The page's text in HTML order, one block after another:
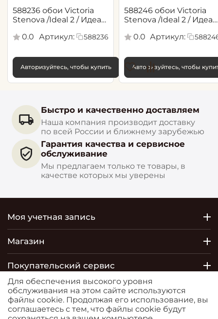
588236 обои Victoria
Stenova /Ideal 2 / Идеал
0.0
Артикул: 588236
Авторизуйтесь, чтобы купить
588246 обои Victoria
Stenova /Ideal 2 / Идеал
0.0 Артикул:
Авторизуйтесь, чтобы
Быстро и качественно доставляем
Наша компания производит доставку
по всей России и ближнему зарубежью
Гарантия качества и сервисное
обслуживание
Мы предлагаем только те товары, в
качестве которых мы уверены
Моя учетная запись
Магазин
Покупательский сервис
Контакты
© 2026 РОСТОБОИ ДВО. Сайт
Для обеспечения высокого уровня
обслуживания на этом сайте используются
файлы cookie. Продолжая его использование, вы
соглашаетесь с тем, что файлы cookie будут